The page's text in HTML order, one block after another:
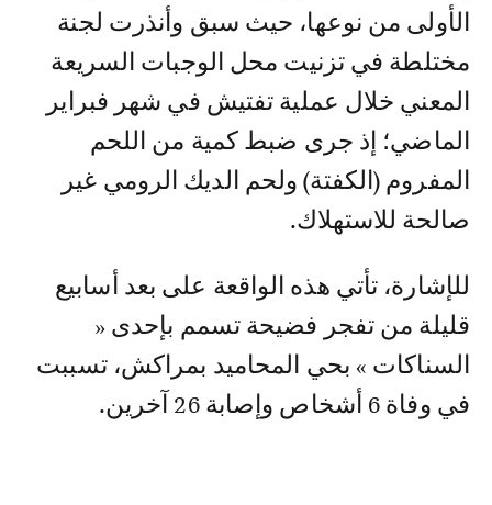
الأولى من نوعها، حيث سبق وأنذرت لجنة
مختلطة في تزنيت محل الوجبات السريعة
المعني خلال عملية تفتيش في شهر فبراير
الماضي؛ إذ جرى ضبط كمية من اللحم
المفروم (الكفتة) ولحم الديك الرومي غير
صالحة للاستهلاك.
للإشارة، تأتي هذه الواقعة على بعد أسابيع
قليلة من تفجر فضيحة تسمم بإحدى «
السناكات » بحي المحاميد بمراكش، تسببت
في وفاة 6 أشخاص وإصابة 26 آخرين.